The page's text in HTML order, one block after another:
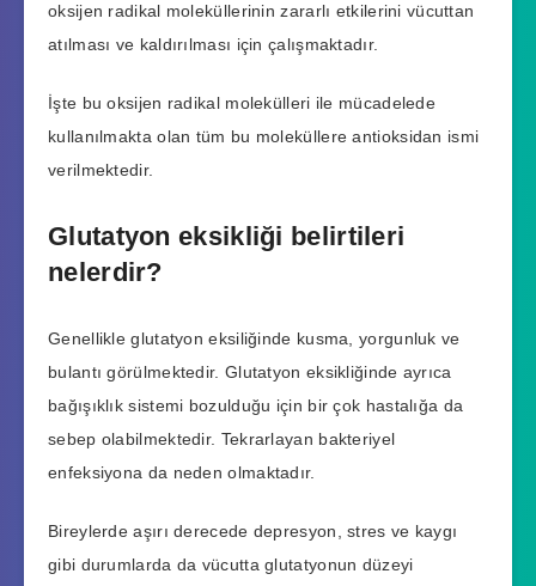
oksijen radikal moleküllerinin zararlı etkilerini vücuttan
atılması ve kaldırılması için çalışmaktadır.
İşte bu oksijen radikal molekülleri ile mücadelede
kullanılmakta olan tüm bu moleküllere antioksidan ismi
verilmektedir.
Glutatyon eksikliği belirtileri
nelerdir?
Genellikle glutatyon eksiliğinde kusma, yorgunluk ve
bulantı görülmektedir. Glutatyon eksikliğinde ayrıca
bağışıklık sistemi bozulduğu için bir çok hastalığa da
sebep olabilmektedir. Tekrarlayan bakteriyel
enfeksiyona da neden olmaktadır.
Bireylerde aşırı derecede depresyon, stres ve kaygı
gibi durumlarda da vücutta glutatyonun düzeyi